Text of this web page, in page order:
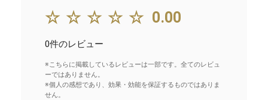
☆☆☆☆☆ 0.00
0件のレビュー
※こちらに掲載しているレビューは一部です。全てのレビュ
ーではありません。
※個人の感想であり、効果・効能を保証するものではありま
せん。